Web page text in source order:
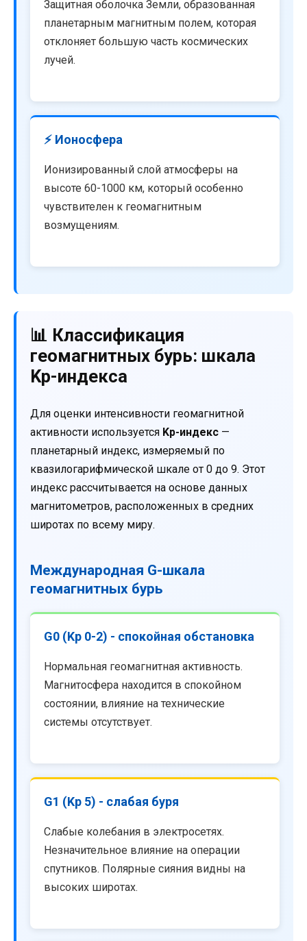
Защитная оболочка Земли, образованная
планетарным магнитным полем, которая
отклоняет большую часть космических
лучей.
⚡ Ионосфера
Ионизированный слой атмосферы на
высоте 60-1000 км, который особенно
чувствителен к геомагнитным
возмущениям.
📊 Классификация
геомагнитных бурь: шкала
Kp-индекса
Для оценки интенсивности геомагнитной
активности используется Kp-индекс —
планетарный индекс, измеряемый по
квазилогарифмической шкале от 0 до 9. Этот
индекс рассчитывается на основе данных
магнитометров, расположенных в средних
широтах по всему миру.
Международная G-шкала
геомагнитных бурь
G0 (Kp 0-2) - спокойная обстановка
Нормальная геомагнитная активность.
Магнитосфера находится в спокойном
состоянии, влияние на технические
системы отсутствует.
G1 (Kp 5) - слабая буря
Слабые колебания в электросетях.
Незначительное влияние на операции
спутников. Полярные сияния видны на
высоких широтах.